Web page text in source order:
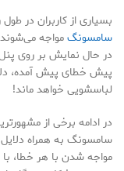
بسیاری از کاربران در
سامسونگمواجه
در حال نمایش بر روی
پیش خطای پیش آمده،
لباسشویی خواهد ماند!
در ادامه برخی از
سامسونگ به همراه
مواجه شدن با هر خطا،